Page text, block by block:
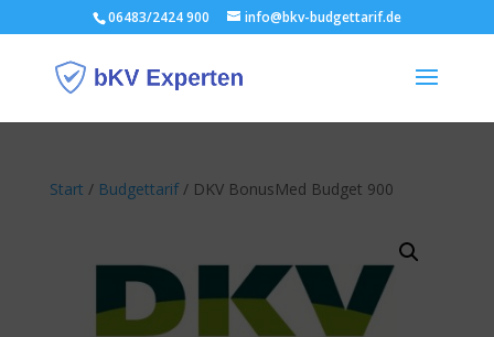
06483/2424 900 info@bkv-budgettarif.de
Start / Budgettarif/ DKV BonusMed Budget 900